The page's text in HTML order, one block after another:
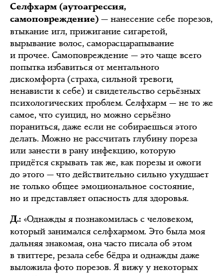
Селфхарм (аутоагрессия,
самоповреждение) — нанесение себе порезов,
втыкание игл, прижигание сигаретой,
вырывание волос, саморасцарапывание
и прочее. Самоповреждение — это чаще всего
попытка избавиться от ментального
дискомфорта (страха, сильной тревоги,
ненависти к себе) и свидетельство серьёзных
психологических проблем. Селфхарм — не то же
самое, что суицид, но можно серьёзно
пораниться, даже если не собираешься этого
делать. Можно не рассчитать глубину пореза
или занести в рану инфекцию, которую
придётся скрывать так же, как порезы и ожоги
до этого — что действительно сильно ухудшает
не только общее эмоциональное состояние,
но и представляет опасность для здоровья.
Д.: «Однажды я познакомилась с человеком,
который занимался селфхармом. Это была моя
дальняя знакомая, она часто писала об этом
в твиттере, резала себе бёдра и однажды даже
выложила фото порезов. Я вижу у некоторых